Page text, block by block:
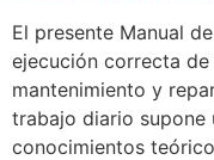
El presente Manual
ejecución correcta
mantenimiento y
trabajo diario supone
conocimientos